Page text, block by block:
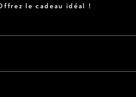
le cadeau idéal !